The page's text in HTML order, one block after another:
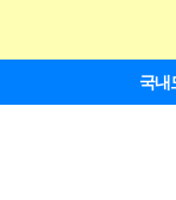
국내